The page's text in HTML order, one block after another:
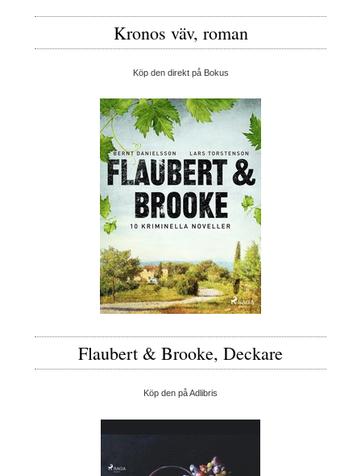
Kronos väv, roman
Köp den direkt på Bokus
Flaubert & Brooke, Deckare
Köp den på Adlibris